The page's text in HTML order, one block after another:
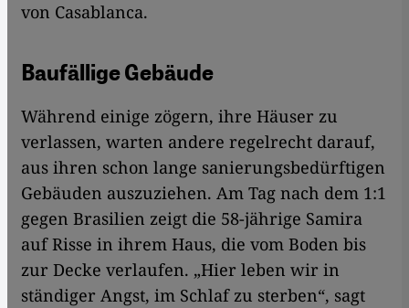
von Casablanca.
Baufällige Gebäude
Während einige zögern, ihre Häuser zu
verlassen, warten andere regelrecht darauf,
aus ihren schon lange sanierungsbedürftigen
Gebäuden auszuziehen. Am Tag nach dem 1:1
gegen Brasilien zeigt die 58-jährige Samira
auf Risse in ihrem Haus, die vom Boden bis
zur Decke verlaufen. „Hier leben wir in
ständiger Angst, im Schlaf zu sterben“, sagt